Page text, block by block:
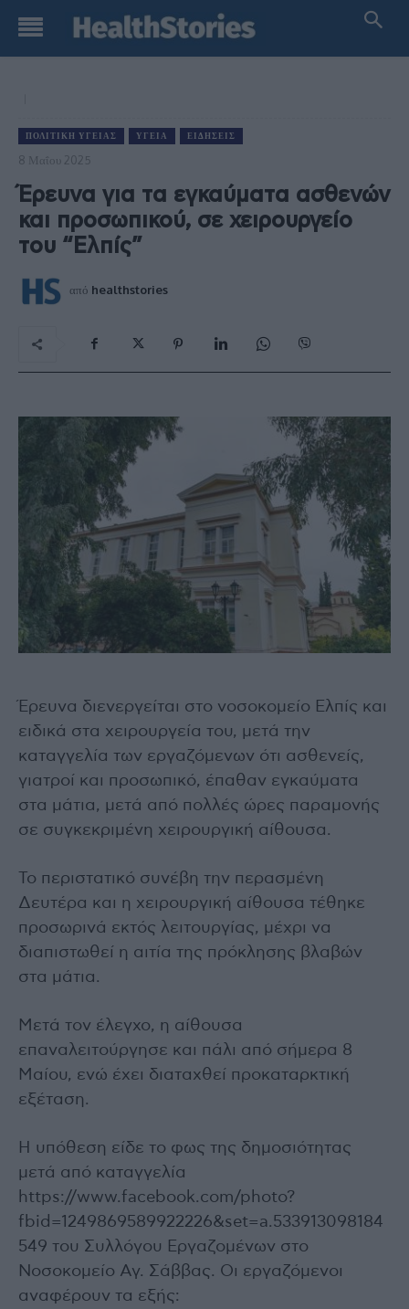
ΠΟΛΙΤΙΚΉ ΥΓΕΊΑΣ ΥΓΕΊΑ ΕΙΔΉΣΕΙΣ
8 Μαΐου 2025
Έρευνα για τα εγκαύματα ασθενών
και προσωπικού, σε χειρουργείο
του “Ελπίς”
από healthstories
Έρευνα διενεργείται στο νοσοκομείο Ελπίς και
ειδικά στα χειρουργεία του, μετά την
καταγγελία των εργαζόμενων ότι ασθενείς,
γιατροί και προσωπικό, έπαθαν εγκαύματα
στα μάτια, μετά από πολλές ώρες παραμονής
σε συγκεκριμένη χειρουργική αίθουσα.
Το περιστατικό συνέβη την περασμένη
Δευτέρα και η χειρουργική αίθουσα τέθηκε
προσωρινά εκτός λειτουργίας, μέχρι να
διαπιστωθεί η αιτία της πρόκλησης βλαβών
στα μάτια.
Μετά τον έλεγχο, η αίθουσα
επαναλειτούργησε και πάλι από σήμερα 8
Μαίου, ενώ έχει διαταχθεί προκαταρκτική
εξέταση.
Η υπόθεση είδε το φως της δημοσιότητας
μετά από καταγγελία
https://www.facebook.com/photo?
fbid=1249869589922226&set=a.533913098184
549 του Συλλόγου Εργαζομένων στο
Νοσοκομείο Αγ. Σάββας. Οι εργαζόμενοι
αναφέρουν τα εξής: